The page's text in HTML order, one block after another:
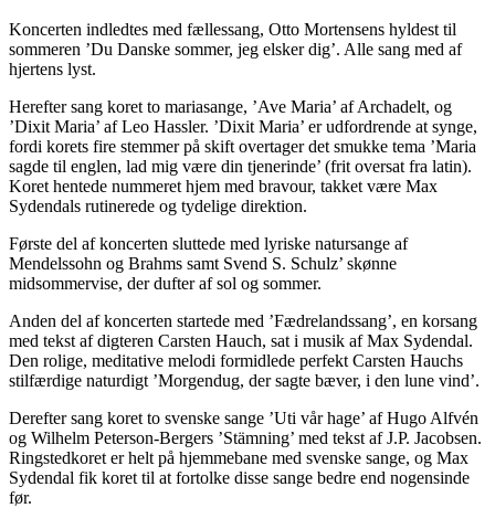
Koncerten indledtes med fællessang, Otto Mortensens hyldest til
sommeren ’Du Danske sommer, jeg elsker dig’. Alle sang med af
hjertens lyst.
Herefter sang koret to mariasange, ’Ave Maria’ af Archadelt, og
’Dixit Maria’ af Leo Hassler. ’Dixit Maria’ er udfordrende at synge,
fordi korets fire stemmer på skift overtager det smukke tema ’Maria
sagde til englen, lad mig være din tjenerinde’ (frit oversat fra latin).
Koret hentede nummeret hjem med bravour, takket være Max
Sydendals rutinerede og tydelige direktion.
Første del af koncerten sluttede med lyriske natursange af
Mendelssohn og Brahms samt Svend S. Schulz’ skønne
midsommervise, der dufter af sol og sommer.
Anden del af koncerten startede med ’Fædrelandssang’, en korsang
med tekst af digteren Carsten Hauch, sat i musik af Max Sydendal.
Den rolige, meditative melodi formidlede perfekt Carsten Hauchs
stilfærdige naturdigt ’Morgendug, der sagte bæver, i den lune vind’.
Derefter sang koret to svenske sange ’Uti vår hage’ af Hugo Alfvén
og Wilhelm Peterson-Bergers ’Stämning’ med tekst af J.P. Jacobsen.
Ringstedkoret er helt på hjemmebane med svenske sange, og Max
Sydendal fik koret til at fortolke disse sange bedre end nogensinde
før.